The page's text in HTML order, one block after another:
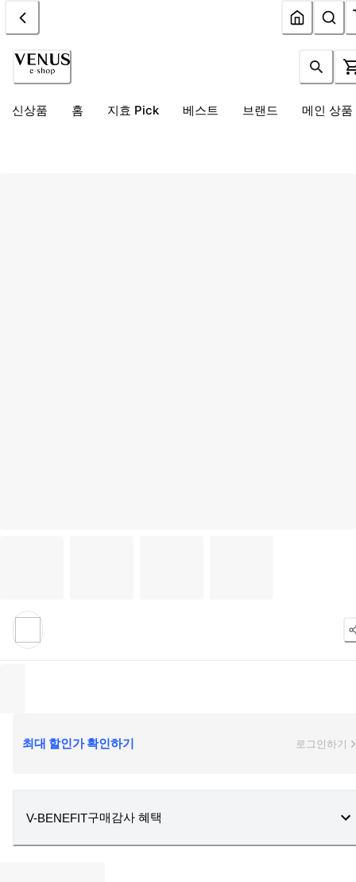
신상품 홈 지효 Pick 베스트 브랜드 메인 상품
최대 할인가 확인하기 로그인하기
V-BENEFIT구매감사 혜택